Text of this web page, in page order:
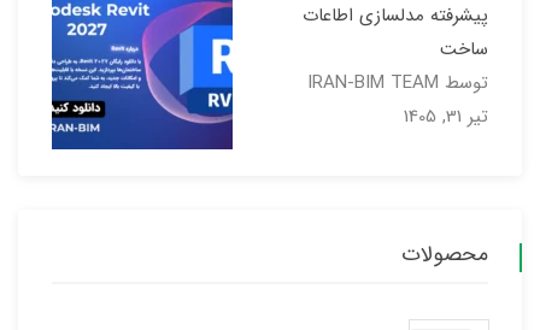
پیشرفته مدلسازی اطاعات
ساخت
توسط IRAN-BIM TEAM
تیر 31, 1405
محصولات